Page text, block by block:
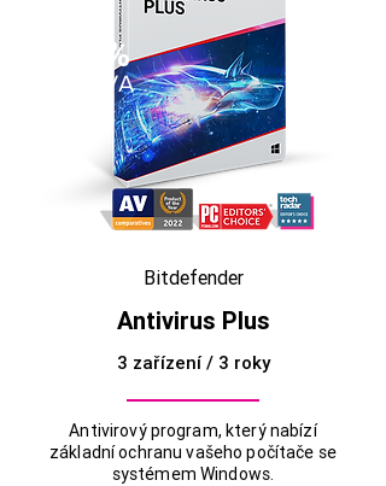
SLEVA
50%
Bitdefender
Antivirus Plus
3 zařízení / 3 roky
Antivirový program, který nabízí
základní ochranu vašeho počítače se
systémem Windows.